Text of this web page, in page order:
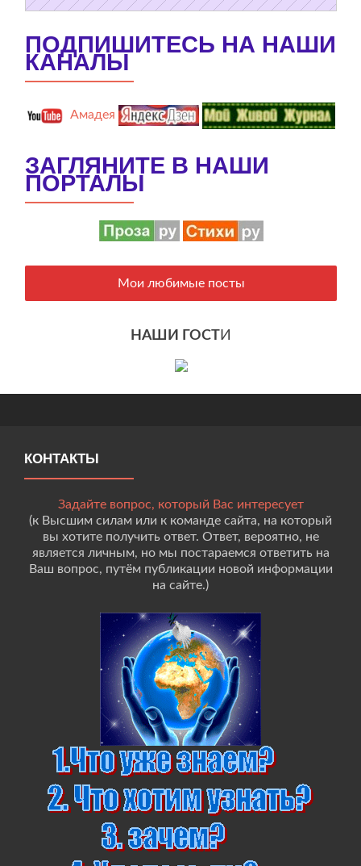
ПОДПИШИТЕСЬ НА НАШИ
КАНАЛЫ
Амадея
ЗАГЛЯНИТЕ В НАШИ
ПОРТАЛЫ
Мои любимые посты
НАШИ ГОСТИ
КОНТАКТЫ
Задайте вопрос, который Вас интересует
(к Высшим силам или к команде сайта, на который
вы хотите получить ответ. Ответ, вероятно, не
является личным, но мы постараемся ответить на
Ваш вопрос, путём публикации новой информации
на сайте.)